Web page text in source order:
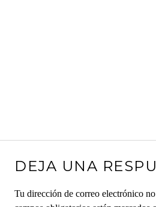
DEJA UNA
Tu dirección de correo electrónico